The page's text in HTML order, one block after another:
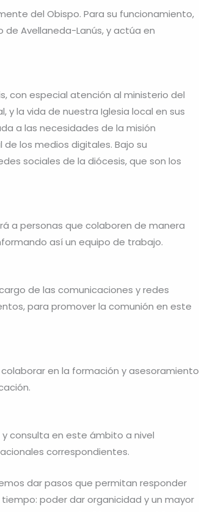
del Obispo. Para su funcionamiento,
Avellaneda-Lanús, y actúa en
con especial atención al ministerio del
y la vida de nuestra Iglesia local en sus
a las necesidades de la misión
los medios digitales. Bajo su
sociales de la diócesis, que son los
a personas que colaboren de manera
así un equipo de trabajo.
de las comunicaciones y redes
para promover la comunión en este
en la formación y asesoramiento
y consulta en este ámbito a nivel
correspondientes.
dar pasos que permitan responder
poder dar organicidad y un mayor